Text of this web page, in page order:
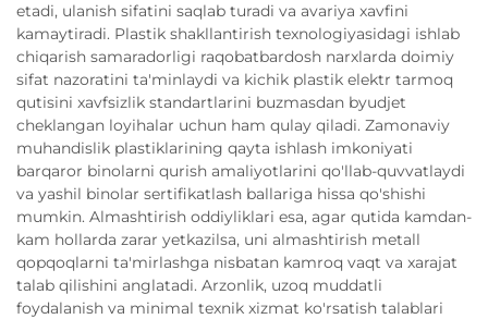
etadi, ulanish sifatini saqlab turadi va avariya xavfini
kamaytiradi. Plastik shakllantirish texnologiyasidagi ishlab
chiqarish samaradorligi raqobatbardosh narxlarda doimiy
sifat nazoratini ta'minlaydi va kichik plastik elektr tarmoq
qutisini xavfsizlik standartlarini buzmasdan byudjet
cheklangan loyihalar uchun ham qulay qiladi. Zamonaviy
muhandislik plastiklarining qayta ishlash imkoniyati
barqaror binolarni qurish amaliyotlarini qo'llab-quvvatlaydi
va yashil binolar sertifikatlash ballariga hissa qo'shishi
mumkin. Almashtirish oddiyliklari esa, agar qutida kamdan-
kam hollarda zarar yetkazilsa, uni almashtirish metall
qopqoqlarni ta'mirlashga nisbatan kamroq vaqt va xarajat
talab qilishini anglatadi. Arzonlik, uzoq muddatli
foydalanish va minimal texnik xizmat ko'rsatish talablari